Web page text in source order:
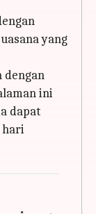
yang
dengan
ini
dapat
hari